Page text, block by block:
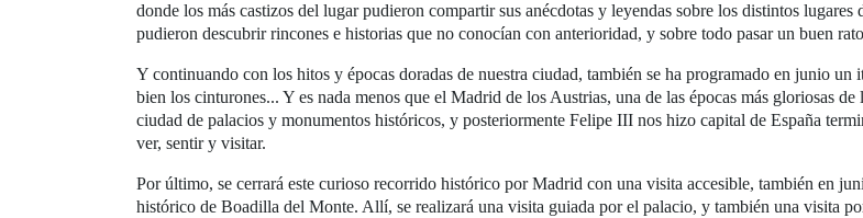
donde los más castizos del lugar pudieron compartir sus anécdotas y leyendas sobre los distintos
pudieron descubrir rincones e historias que no conocían con anterioridad, y sobre todo pasar un buen
Y continuando con los hitos y épocas doradas de nuestra ciudad, también se ha programado en junio
bien los cinturones... Y es nada menos que el Madrid de los Austrias, una de las épocas más gloriosas
ciudad de palacios y monumentos históricos, y posteriormente Felipe III nos hizo capital de España
ver, sentir y visitar.
Por último, se cerrará este curioso recorrido histórico por Madrid con una visita accesible, también en
histórico de Boadilla del Monte. Allí, se realizará una visita guiada por el palacio, y también una visita